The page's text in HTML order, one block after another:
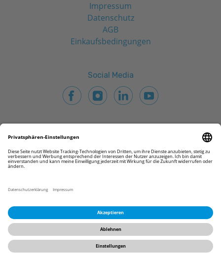
Impressum
Datenschutz
AGB
Einkaufsbedingungen
Social Media
© 2026 CAMLOG Vertriebs GmbH